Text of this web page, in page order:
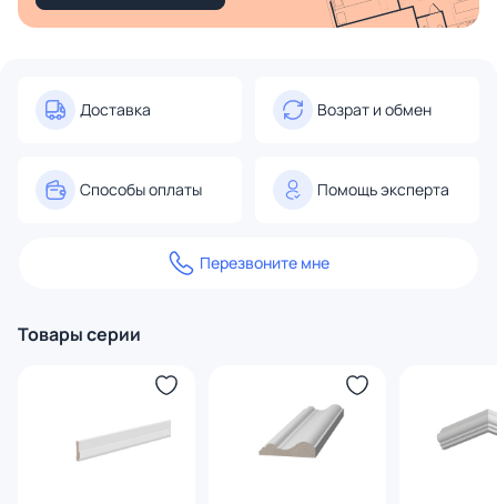
Доставка Возрат и обмен
Способы оплаты Помощь эксперта
Перезвоните мне
Товары серии